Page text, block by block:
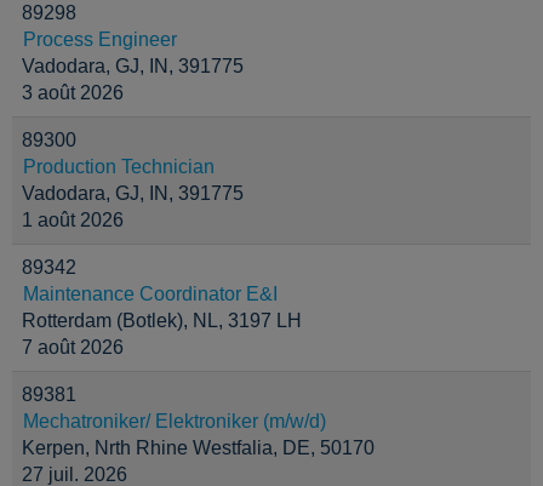
89298
Process Engineer
Vadodara, GJ, IN, 391775
3 août 2026
89300
Production Technician
Vadodara, GJ, IN, 391775
1 août 2026
89342
Maintenance Coordinator E&I
Rotterdam (Botlek), NL, 3197 LH
7 août 2026
89381
Mechatroniker/ Elektroniker (m/w/d)
Kerpen, Nrth Rhine Westfalia, DE, 50170
27 juil. 2026